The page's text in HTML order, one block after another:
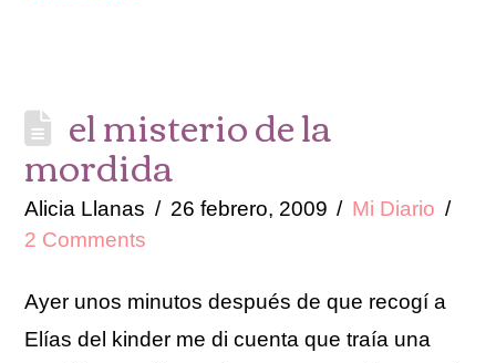
el misterio de la
mordida
Alicia Llanas 26 febrero, 2009
Mi Diario
2 Comments
Ayer unos minutos después de que recogí a
Elías del kinder me di cuenta que traía una